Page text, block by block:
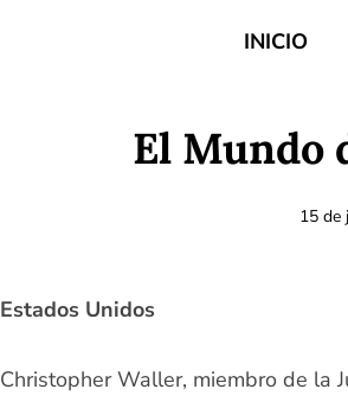
INICIO
El Mundo
15 de
Estados Unidos
Christopher Waller, miembro de la